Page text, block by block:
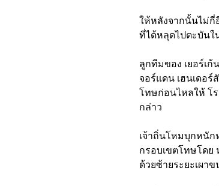
ให้หลังจากนั้นไม่กี่
ที่ได้หลุดไปตะบัน
ลูกทีมของ เยอร์เ
จอร์แดน เฮนเดอ
โทษก่อนไหลให้ โ
กล่าว
เจ้าถิ่นโหมบุกหนัก
กรอบเขตโทษโดย
ด้วยซ้ายระยะเผาข